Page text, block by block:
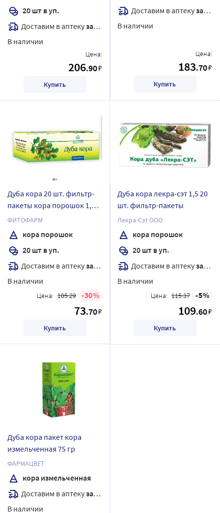
20 шт в уп.
Доставим в аптекузавтра
В наличии
Цена:
206.90₽
Купить
Доставим в аптекузавтра
В наличии
Цена:
183.70₽
Купить
Дуба кора 20 шт. фильтр-
пакеты кора порошок 1,5
гр
ФИТОФАРМ
кора порошок
20 шт в уп.
Доставим в аптекузавтра
В наличии
Цена: 105.29 30
73.70₽
Купить
Дуба кора лекра-сэт 1,5 20
шт. фильтр-пакеты
Лекра-Сэт ООО
кора порошок
20 шт в уп.
Доставим в аптекузавтра
В наличии
Цена: 115.37 5
109.60₽
Купить
Дуба кора пакет кора
измельченная 75 гр
ФАРМАЦВЕТ
кора измельченная
Доставим в аптекузавтра
В наличии